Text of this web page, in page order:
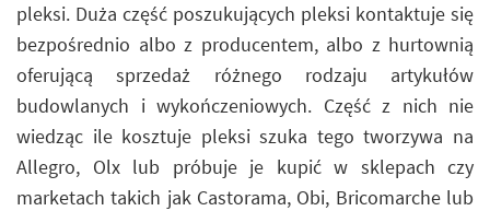
pleksi. Duża część poszukujących pleksi kontaktuje się
bezpośrednio albo z producentem, albo z hurtownią
oferującą sprzedaż różnego rodzaju artykułów
budowlanych i wykończeniowych. Część z nich nie
wiedząc ile kosztuje pleksi szuka tego tworzywa na
Allegro, Olx lub próbuje je kupić w sklepach czy
marketach takich jak Castorama, Obi, Bricomarche lub